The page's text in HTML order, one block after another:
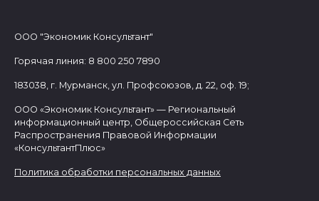
ООО "Экономик Консультант"
Горячая линия: 8 800 250 7890
183038, г. Мурманск, ул. Профсоюзов, д. 22, оф. 19;
ООО «Экономик Консультант» — Региональный
информационный центр, Общероссийская Сеть
Распространения Правовой Информации
«КонсультантПлюс»
Политика обработки персональных данных